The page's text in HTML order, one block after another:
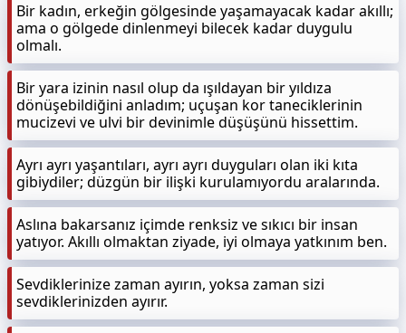
Bir kadın, erkeğin gölgesinde yaşamayacak kadar akıllı;
ama o gölgede dinlenmeyi bilecek kadar duygulu
olmalı.
Bir yara izinin nasıl olup da ışıldayan bir yıldıza
dönüşebildiğini anladım; uçuşan kor taneciklerinin
mucizevi ve ulvi bir devinimle düşüşünü hissettim.
Ayrı ayrı yaşantıları, ayrı ayrı duyguları olan iki kıta
gibiydiler; düzgün bir ilişki kurulamıyordu aralarında.
Aslına bakarsanız içimde renksiz ve sıkıcı bir insan
yatıyor. Akıllı olmaktan ziyade, iyi olmaya yatkınım ben.
Sevdiklerinize zaman ayırın, yoksa zaman sizi
sevdiklerinizden ayırır.